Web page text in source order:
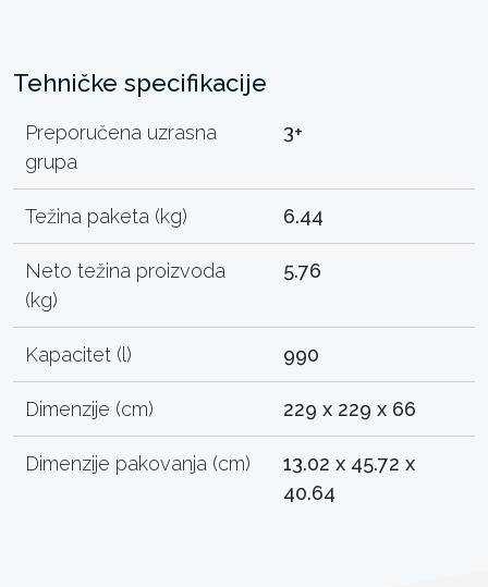
Tehničke specifikacije
Preporučena uzrasna
grupa
3+
Težina paketa (kg) 6.44
Neto težina proizvoda
(kg)
5.76
Kapacitet (l) 990
Dimenzije (cm) 229 x 229 x 66
Dimenzije pakovanja (cm)
13.02 x 45.72 x
40.64